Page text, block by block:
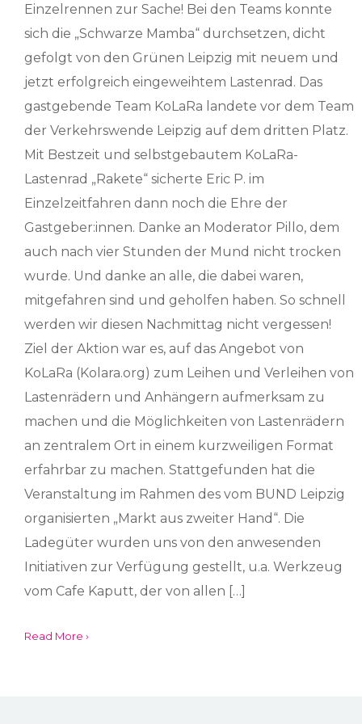
Einzelrennen zur Sache! Bei den Teams konnte
sich die „Schwarze Mamba“ durchsetzen, dicht
gefolgt von den Grünen Leipzig mit neuem und
jetzt erfolgreich eingeweihtem Lastenrad. Das
gastgebende Team KoLaRa landete vor dem Team
der Verkehrswende Leipzig auf dem dritten Platz.
Mit Bestzeit und selbstgebautem KoLaRa-
Lastenrad „Rakete“ sicherte Eric P. im
Einzelzeitfahren dann noch die Ehre der
Gastgeber:innen. Danke an Moderator Pillo, dem
auch nach vier Stunden der Mund nicht trocken
wurde. Und danke an alle, die dabei waren,
mitgefahren sind und geholfen haben. So schnell
werden wir diesen Nachmittag nicht vergessen!
Ziel der Aktion war es, auf das Angebot von
KoLaRa (Kolara.org) zum Leihen und Verleihen von
Lastenrädern und Anhängern aufmerksam zu
machen und die Möglichkeiten von Lastenrädern
an zentralem Ort in einem kurzweiligen Format
erfahrbar zu machen. Stattgefunden hat die
Veranstaltung im Rahmen des vom BUND Leipzig
organisierten „Markt aus zweiter Hand“. Die
Ladegüter wurden uns von den anwesenden
Initiativen zur Verfügung gestellt, u.a. Werkzeug
vom Cafe Kaputt, der von allen […]
Read More ›